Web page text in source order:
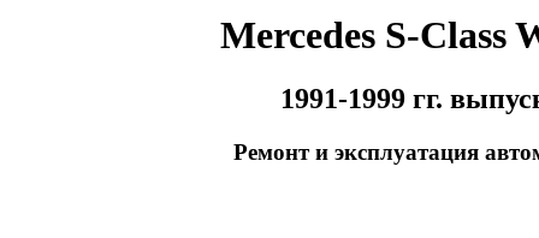
Mercedes S-Class
1991-1999 гг.
Ремонт и эксплуатация